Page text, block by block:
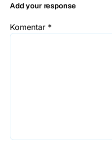
Add your response
Komentar *